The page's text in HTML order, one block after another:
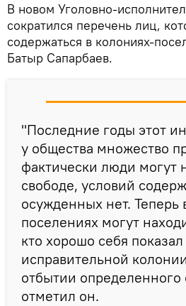
В новом Уголовно-
сократился перечень лиц,
содержаться в колониях-
Батыр Сапарбаев.
"Последние годы этот
у общества множество
фактически люди могут
свободе, условий
осужденных нет. Теперь
поселениях могут
кто хорошо себя показал
исправительной
отбытии определенного
отметил он.